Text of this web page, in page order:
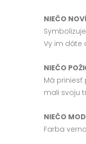
NIEČO
Vy im dáte
NIEČO
Má
mali svoju
NIEČO
Farba